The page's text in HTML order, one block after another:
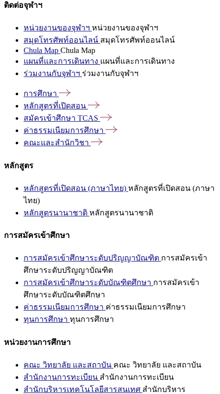
ติดต่อจุฬาฯ
หน่วยงานของจุฬาฯ หน่วยงานของจุฬาฯ
สมุดโทรศัพท์ออนไลน์ สมุดโทรศัพท์ออนไลน์
Chula Map Chula Map
แผนที่และการเดินทาง แผนที่และการเดินทาง
ร่วมงานกับจุฬาฯ ร่วมงานกับจุฬาฯ
การศึกษา
หลักสูตรที่เปิดสอน
สมัครเข้าศึกษา TCAS
ค่าธรรมเนียมการศึกษา
คณะและสำนักวิชา
หลักสูตร
หลักสูตรที่เปิดสอน (ภาษาไทย) หลักสูตรที่เปิดสอน (ภาษา
ไทย)
หลักสูตรนานาชาติ หลักสูตรนานาชาติ
การสมัครเข้าศึกษา
การสมัครเข้าศึกษาระดับปริญญาบัณฑิต การสมัครเข้า
ศึกษาระดับปริญญาบัณฑิต
การสมัครเข้าศึกษาระดับบัณฑิตศึกษา การสมัครเข้า
ศึกษาระดับบัณฑิตศึกษา
ค่าธรรมเนียมการศึกษา ค่าธรรมเนียมการศึกษา
ทุนการศึกษา ทุนการศึกษา
หน่วยงานการศึกษา
คณะ วิทยาลัย และสถาบัน คณะ วิทยาลัย และสถาบัน
สำนักงานการทะเบียน สำนักงานการทะเบียน
สำนักบริหารเทคโนโลยีสารสนเทศ สำนักบริหาร